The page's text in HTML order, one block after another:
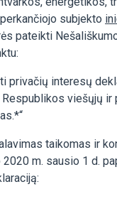
subjekto
pateikti
privačių interesų
viešųjų ir
taikomas ir
2020 m. sausio 1 d.